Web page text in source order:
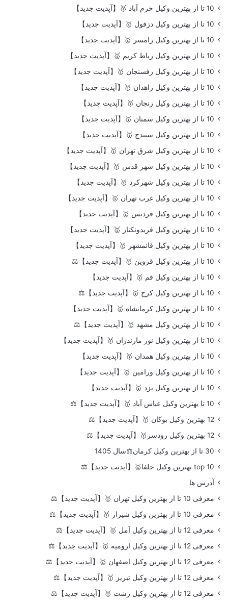
10 تا از بهترین وکیل خرم آباد 🥇【آپدیت جدید】
10 تا از بهترین وکیل دزفول 🥇【آپدیت جدید】
10 تا از بهترین وکیل رامسر 🥇【آپدیت جدید】
10 تا از بهترین وکیل رباط کریم 🥇【آپدیت جدید】
10 تا از بهترین وکیل رفسنجان 🥇【آپدیت جدید】
10 تا از بهترین وکیل زاهدان 🥇【آپدیت جدید】
10 تا از بهترین وکیل زنجان 🥇【آپدیت جدید】
10 تا از بهترین وکیل سمنان 🥇【آپدیت جدید】
10 تا از بهترین وکیل سنندج 🥇【آپدیت جدید】
10 تا از بهترین وکیل شرق تهران 🥇【آپدیت جدید】
10 تا از بهترین وکیل شهر قدس 🥇【آپدیت جدید】
10 تا از بهترین وکیل شهرکرد 🥇【آپدیت جدید】
10 تا از بهترین وکیل غرب تهران 🥇【آپدیت جدید】
10 تا از بهترین وکیل فردیس 🥇【آپدیت جدید】
10 تا از بهترین وکیل فریدونکنار 🥇【آپدیت جدید】
10 تا از بهترین وکیل قائمشهر 🥇【آپدیت جدید】
10 تا از بهترین وکیل قزوین 🥇【آپدیت جدید】⚖️
10 تا از بهترین وکیل قم 🥇【آپدیت جدید】
10 تا از بهترین وکیل کرج 🥇【آپدیت جدید】⚖️
10 تا از بهترین وکیل کرمانشاه 🥇【آپدیت جدید】
10 تا از بهترین وکیل مشهد 🥇【آپدیت جدید】⚖️
10 تا از بهترین وکیل نور مازندران 🥇【آپدیت جدید】
10 تا از بهترین وکیل همدان 🥇【آپدیت جدید】
10 تا از بهترین وکیل ورامین 🥇【آپدیت جدید】
10 تا از بهترین وکیل یزد 🥇【آپدیت جدید】
10 تا بهترین وکیل عباس آباد 🥇【آپدیت جدید】⚖️
12 بهترین وکیل بوکان 🥇【آپدیت جدید】⚖️
12 بهترین وکیل رودسر🥇【آپدیت جدید】⚖️
30 تا از بهترین وکیل کرمان⚖️سال 1405
top 10 بهترین وکیل جلفا🥇【آپدیت جدید】⚖️
آدرس ها
معرفی 10 تا از بهترین وکیل تهران 🥇【آپدیت جدید】⚖️
معرفی 10 تا از بهترین وکیل شیراز 🥇【آپدیت جدید】⚖️
معرفی 12 تا از بهترین وکیل آمل 🥇【آپدیت جدید】⚖️
معرفی 12 تا از بهترین وکیل ارومیه 🥇【آپدیت جدید】⚖️
معرفی 12 تا از بهترین وکیل اصفهان 🥇【آپدیت جدید】⚖️
معرفی 12 تا از بهترین وکیل تبریز 🥇【آپدیت جدید】⚖️
معرفی 12 تا از بهترین وکیل رشت 🥇【آپدیت جدید】⚖️